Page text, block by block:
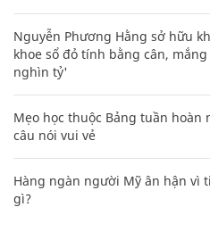
Nguyễn Phương Hằng sở hữu
khoe sổ đỏ tính bằng cân,
nghìn tỷ'
Mẹo học thuộc Bảng tuần hoàn
câu nói vui vẻ
Hàng ngàn người Mỹ ân hận vì
gì?